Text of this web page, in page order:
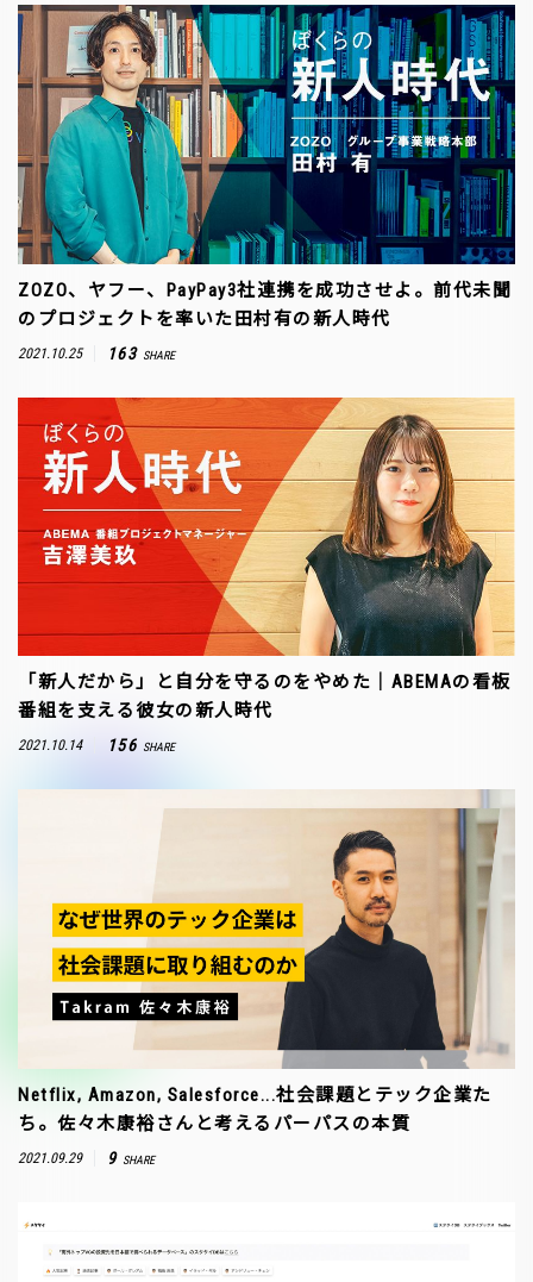
ZOZO、ヤフー、PayPay3社連携を成功させよ。前代未聞
のプロジェクトを率いた田村有の新人時代
2021.10.25 163 SHARE
「新人だから」と自分を守るのをやめた｜ABEMAの看板
番組を支える彼女の新人時代
2021.10.14 156 SHARE
Netflix, Amazon, Salesforce...社会課題とテック企業た
ち。佐々木康裕さんと考えるパーパスの本質
2021.09.29 9 SHARE